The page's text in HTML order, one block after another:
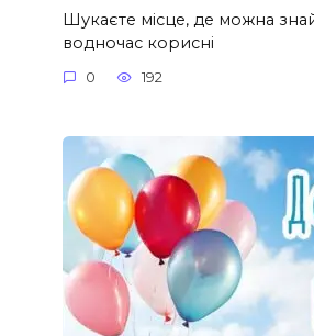
Шукаєте місце, де можна
водночас корисні
0 192